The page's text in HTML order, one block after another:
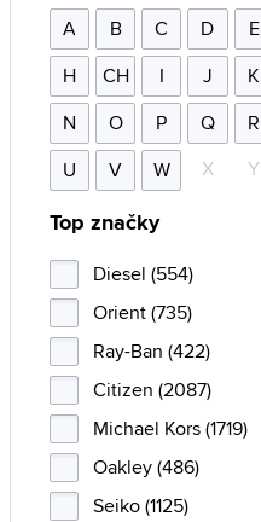
A B C D E
H
CH I J K
N
O P Q R
U
V W X Y
Top značky
Diesel (554)
Orient (735)
Ray-Ban (422)
Citizen (2087)
Michael Kors (1719)
Oakley (486)
Seiko (1125)